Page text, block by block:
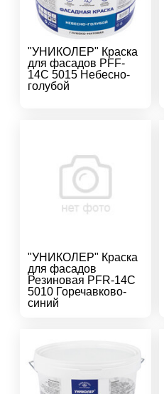
"УНИКОЛЕР" Краска
для фасадов PFF-
14C 5015 Небесно-
голубой
"УНИКОЛЕР" Краска
для фасадов
Резиновая PFR-14C
5010 Горечавково-
синий